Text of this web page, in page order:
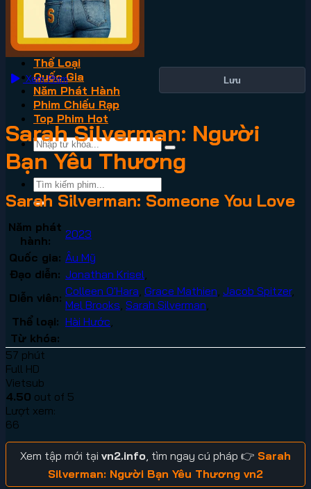
VN2
Phim Lẻ
Phim Bộ
Thể Loại
Quốc Gia
Năm Phát Hành
Phim Chiếu Rạp
Top Phim Hot
Xem Phim Lưu
Sarah Silverman: Người
Bạn Yêu Thương
Sarah Silverman: Someone You Love
Năm phát
hành:
2023
Quốc gia: Âu Mỹ
Đạo diễn: Jonathan Krisel
Diễn viên: Colleen O'Hara Grace Mathien Jacob Spitzer,
Mel Brooks Sarah Silverman
Thể loại: Hài Hước
Từ khóa:
57 phút
Full HD
Vietsub
4.50 out of 5
Lượt xem:
66
Xem tập mới tại vn2.info , tìm ngay cú pháp 👉 Sarah
Silverman: Người Bạn Yêu Thương vn2